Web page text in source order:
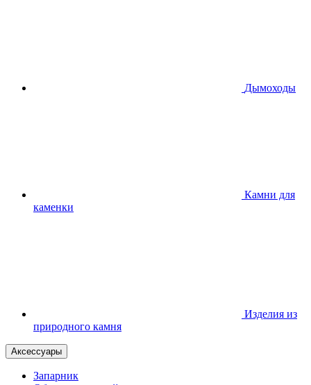
Дымоходы
Камни для
каменки
Изделия из
природного камня
Аксессуары
Запарник